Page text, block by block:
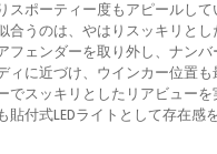
スポーティー度もアピールして
合うのは、やはりスッキリとし
フェンダーを取り外し、ナンバ
ィに近づけ、ウインカー位置も
でスッキリとしたリアビューを
貼付式LEDライトとして存在感